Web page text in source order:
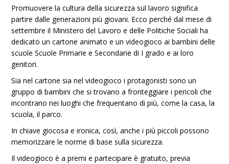
Promuovere la cultura della sicurezza sul lavoro significa
partire dalle generazioni più giovani. Ecco perché dal mese di
settembre il Ministero del Lavoro e delle Politiche Sociali ha
dedicato un cartone animato e un videogioco ai bambini delle
scuole Scuole Primarie e Secondarie di I grado e ai loro
genitori.
Sia nel cartone sia nel videogioco i protagonisti sono un
gruppo di bambini che si trovano a fronteggiare i pericoli che
incontrano nei luoghi che frequentano di più, come la casa, la
scuola, il parco.
In chiave giocosa e ironica, così, anche i più piccoli possono
memorizzare le norme di base sulla sicurezza.
Il videogioco è a premi e partecipare è gratuito, previa